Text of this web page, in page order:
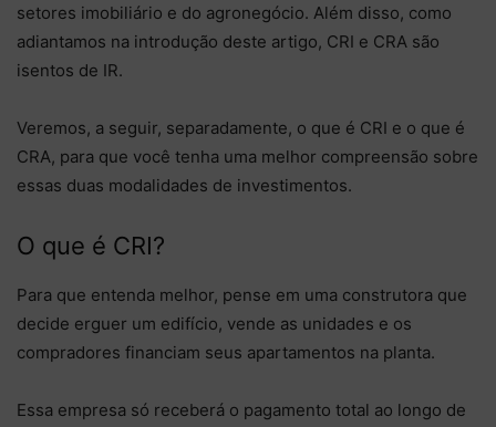
setores imobiliário e do agronegócio. Além disso, como
adiantamos na introdução deste artigo, CRI e CRA são
isentos de IR.
Veremos, a seguir, separadamente, o que é CRI e o que é
CRA, para que você tenha uma melhor compreensão sobre
essas duas modalidades de investimentos.
O que é CRI?
Para que entenda melhor, pense em uma construtora que
decide erguer um edifício, vende as unidades e os
compradores financiam seus apartamentos na planta.
Essa empresa só receberá o pagamento total ao longo de